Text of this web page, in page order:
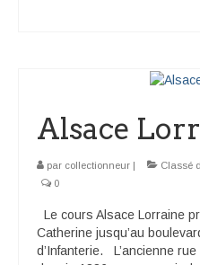
Alsace
par collectionneur | Classé
0
Le cours Alsace Lorraine
Catherine jusqu’au
d’Infanterie. L’ancienne